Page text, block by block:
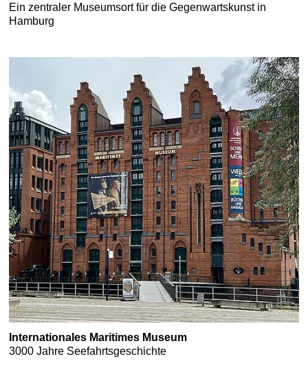
Ein zentraler Museumsort für die Gegenwartskunst in
Hamburg
Internationales Maritimes Museum
3000 Jahre Seefahrtsgeschichte